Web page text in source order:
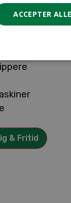
& Fritid
ACCEPTER